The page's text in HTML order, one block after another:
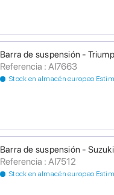
Barra de suspensión -
Referencia : AI7663
Stock en almacén europeo
Barra de suspensión -
Referencia : AI7512
Stock en almacén europeo